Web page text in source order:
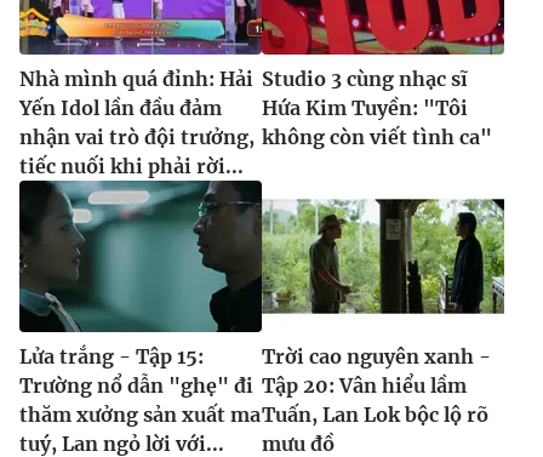
Nhà mình quá đỉnh: Hải
Yến Idol lần đầu đảm
nhận vai trò đội trưởng,
tiếc nuối khi phải rời...
Studio 3 cùng nhạc sĩ
Hứa Kim Tuyền: "Tôi
không còn viết tình ca"
Lửa trắng - Tập 15:
Trường nổ dẫn "ghẹ" đi
thăm xưởng sản xuất ma
tuý, Lan ngỏ lời với...
Trời cao nguyên xanh -
Tập 20: Vân hiểu lầm
Tuấn, Lan Lok bộc lộ rõ
mưu đồ